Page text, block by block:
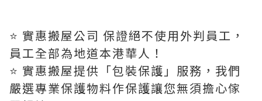
⭐️ 實惠搬屋公司 保證絕不使用外判員工，
員工全部為地道本港華人！
⭐️ 實惠搬屋提供「包裝保護」服務，我們
嚴選專業保護物料作保護讓您無須擔心傢